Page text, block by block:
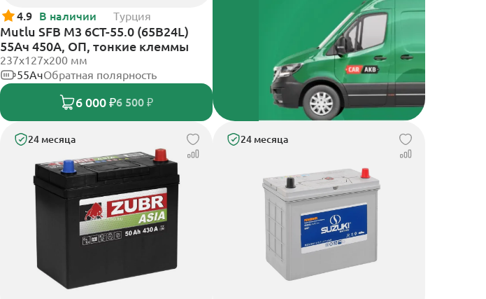
4.9 В наличии Турция
Mutlu SFB M3 6СТ-55.0 (65B24L)
55Ач 450А, ОП, тонкие клеммы
237х127х200 мм
55АчОбратная полярность
6 000 ₽6 500 ₽
24 месяца 24 месяца